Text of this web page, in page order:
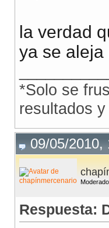
la verdad
ya se aleja
*Solo se
resultados
09/05/2010,
Respuesta: